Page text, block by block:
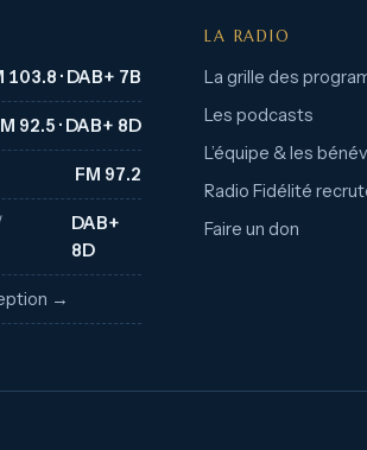
103.8 · DAB+ 7B
92.5 · DAB+ 8D
FM 97.2
DAB+
8D
→
LA RADIO
La grille des
Les podcasts
L’équipe & les
Radio Fidélité
Faire un don